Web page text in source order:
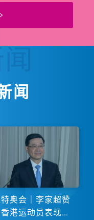
闻
奥会｜李家超赞
港运动员表现卓